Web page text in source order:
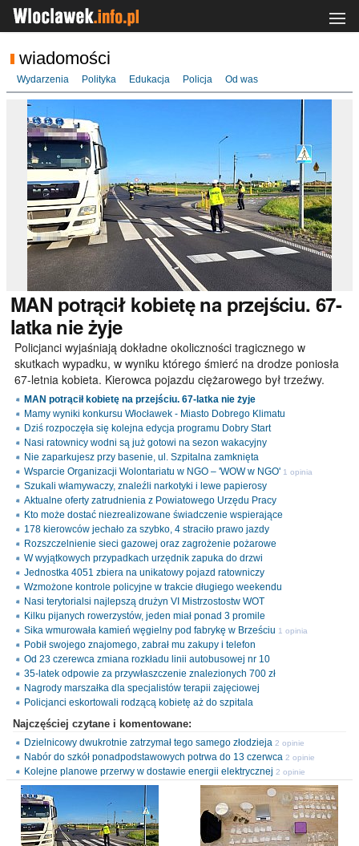
wiadomości
Wydarzenia Polityka Edukacja Policja Od was
MAN potrącił kobietę na przejściu. 67-
latka nie żyje
Policjanci wyjaśniają dokładne okoliczności tragicznego w
skutkach wypadku, w wyniku którego śmierć na drodze poniosła
67-letnia kobieta. Kierowca pojazdu ciężarowego był trzeźwy.
MAN potrącił kobietę na przejściu. 67-latka nie żyje
Mamy wyniki konkursu Włocławek - Miasto Dobrego Klimatu
Dziś rozpoczęła się kolejna edycja programu Dobry Start
Nasi ratownicy wodni są już gotowi na sezon wakacyjny
Nie zaparkujesz przy basenie, ul. Szpitalna zamknięta
Wsparcie Organizacji Wolontariatu w NGO – 'WOW w NGO' 1 opinia
Szukali włamywaczy, znaleźli narkotyki i lewe papierosy
Aktualne oferty zatrudnienia z Powiatowego Urzędu Pracy
Kto może dostać niezrealizowane świadczenie wspierające
178 kierowców jechało za szybko, 4 straciło prawo jazdy
Rozszczelnienie sieci gazowej oraz zagrożenie pożarowe
W wyjątkowych przypadkach urzędnik zapuka do drzwi
Jednostka 4051 zbiera na unikatowy pojazd ratowniczy
Wzmożone kontrole policyjne w trakcie długiego weekendu
Nasi terytorialsi najlepszą drużyn VI Mistrzostostw WOT
Kilku pijanych rowerzystów, jeden miał ponad 3 promile
Sika wmurowała kamień węgielny pod fabrykę w Brześciu 1 opinia
Pobił swojego znajomego, zabrał mu zakupy i telefon
Od 23 czerewca zmiana rozkładu linii autobusowej nr 10
35-latek odpowie za przywłaszczenie znalezionych 700 zł
Nagrody marszałka dla specjalistów terapii zajęciowej
Policjanci eskortowali rodzącą kobietę aż do szpitala
Najczęściej czytane i komentowane:
Dzielnicowy dwukrotnie zatrzymał tego samego złodzieja 2 opinie
Nabór do szkół ponadpodstawowych potrwa do 13 czerwca 2 opinie
Kolejne planowe przerwy w dostawie energii elektrycznej 2 opinie